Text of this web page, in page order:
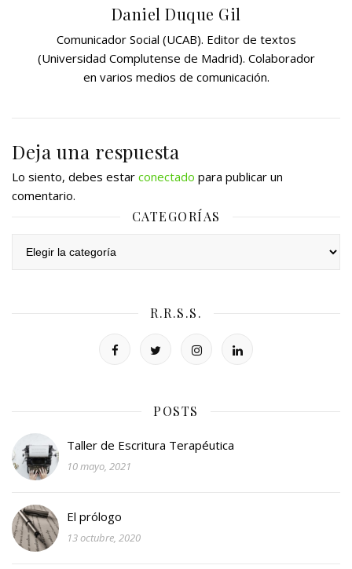
Daniel Duque Gil
Comunicador Social (UCAB). Editor de textos
(Universidad Complutense de Madrid). Colaborador
en varios medios de comunicación.
Deja una respuesta
Lo siento, debes estar conectado para publicar un
comentario.
CATEGORÍAS
R.R.S.S.
POSTS
Taller de Escritura Terapéutica
10 mayo, 2021
El prólogo
13 octubre, 2020